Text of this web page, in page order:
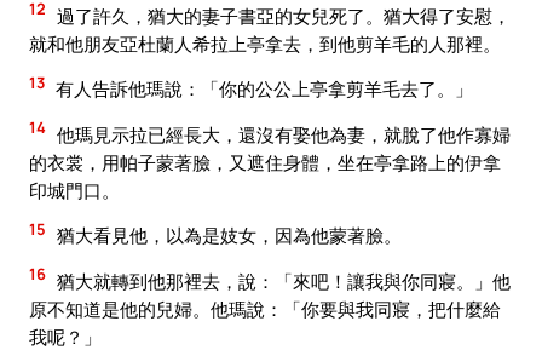
12 過了許久，猶大的妻子書亞的女兒死了。猶大得了安慰，
就和他朋友亞杜蘭人希拉上亭拿去，到他剪羊毛的人那裡。
13 有人告訴他瑪說：「你的公公上亭拿剪羊毛去了。」
14 他瑪見示拉已經長大，還沒有娶他為妻，就脫了他作寡婦
的衣裳，用帕子蒙著臉，又遮住身體，坐在亭拿路上的伊拿
印城門口。
15 猶大看見他，以為是妓女，因為他蒙著臉。
16 猶大就轉到他那裡去，說：「來吧！讓我與你同寢。」他
原不知道是他的兒婦。他瑪說：「你要與我同寢，把什麼給
我呢？」